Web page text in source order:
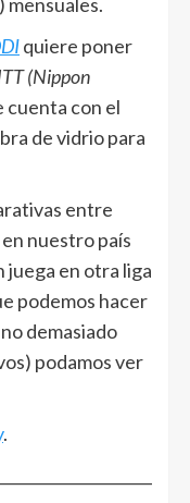
quiere poner
(Nippon
cuenta con el
de vidrio para
entre
nuestro país
en otra liga
podemos hacer
demasiado
podamos ver
.